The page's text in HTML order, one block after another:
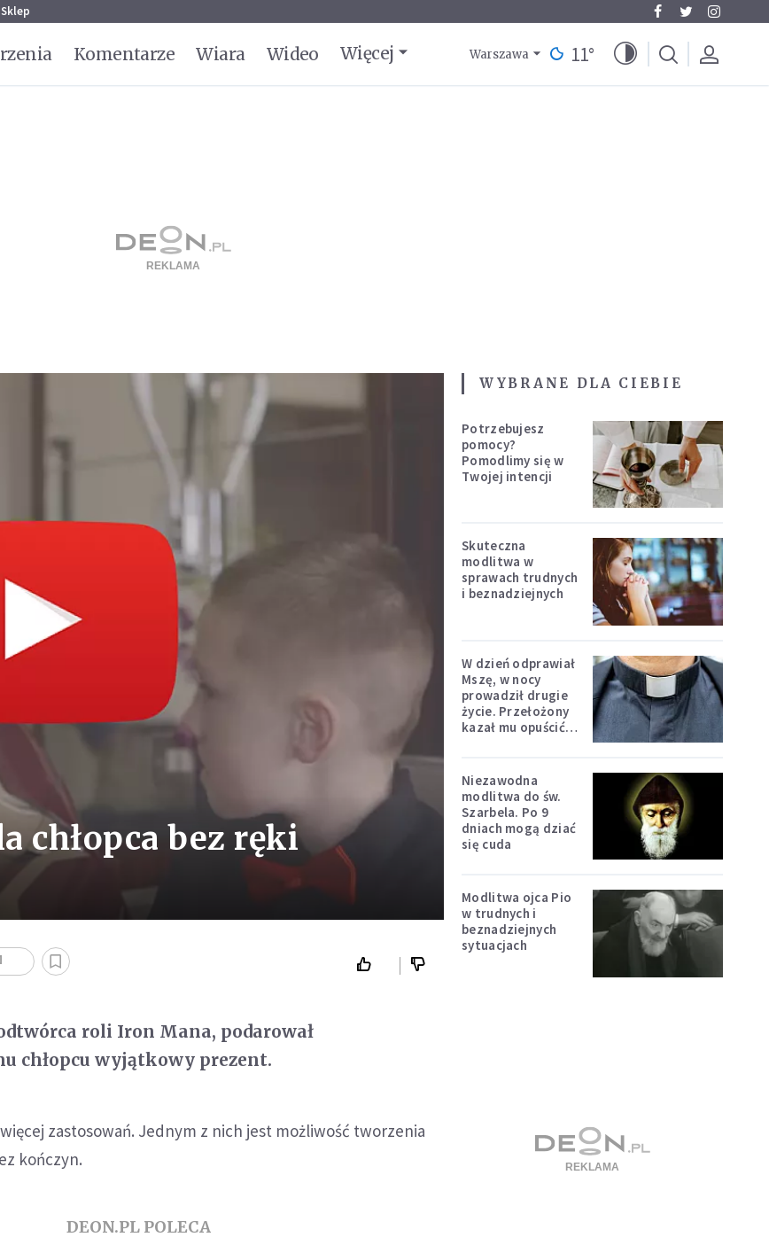
Sklep
Komentarze Wiara Wideo Więcej Warszawa 11°
chłopca bez ręki
roli Iron Mana, podarował
chłopcu wyjątkowy prezent.
zastosowań. Jednym z nich jest możliwość tworzenia
kończyn.
DEON.PL POLECA
WYBRANE DLA CIEBIE
Potrzebujesz
pomocy?
Pomodlimy się w
Twojej intencji
Skuteczna
modlitwa w
sprawach trudnych
i beznadziejnych
W dzień odprawiał
Mszę, w nocy
prowadził drugie
życie. Przełożony
kazał mu opuścić
Niezawodna
modlitwa do św.
Szarbela. Po 9
dniach mogą dziać
się cuda
Modlitwa ojca Pio
w trudnych i
beznadziejnych
sytuacjach